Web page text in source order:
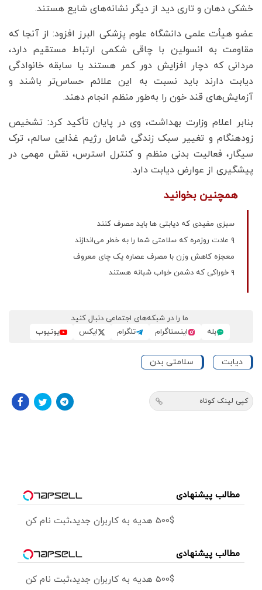
خشکی دهان و تاری دید از دیگر نشانه‌های شایع هستند.
عضو هیأت علمی دانشگاه علوم پزشکی البرز افزود: از آنجا که
مقاومت به انسولین با چاقی شکمی ارتباط مستقیم دارد،
مردانی که دچار افزایش دور کمر هستند یا سابقه خانوادگی
دیابت دارند باید نسبت به این علائم حساس‌تر باشند و
آزمایش‌های قند خون را به‌طور منظم انجام دهند.
بنابر اعلام وزارت بهداشت، وی در پایان تأکید کرد: تشخیص
زودهنگام و تغییر سبک زندگی شامل رژیم غذایی سالم، ترک
سیگار، فعالیت بدنی منظم و کنترل استرس، نقش مهمی در
پیشگیری از عوارض دیابت دارد.
همچنین بخوانید
سبزی مفیدی که دیابتی ها باید مصرف کنند
۹ عادت روزمره که سلامتی شما را به خطر می‌اندازند
معجزه کاهش وزن با مصرف عصاره یک چای معروف
۹ خوراکی که دشمن خواب شبانه هستند
ما را در شبکه‌های اجتماعی دنبال کنید
بله
اینستاگرام تلگرام ایکس یوتیوب
دیابت سلامتی بدن
کپی لینک کوتاه
مطالب پیشنهادی
500$ هدیه به کاربران جدید،ثبت نام کن
مطالب پیشنهادی
500$ هدیه به کاربران جدید،ثبت نام کن